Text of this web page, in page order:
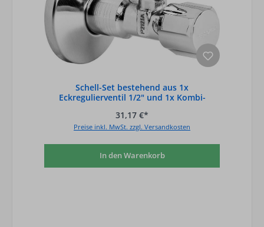
Schell-Set bestehend aus 1x
Eckregulierventil 1/2" und 1x Kombi-
31,17 €*
Preise inkl. MwSt. zzgl. Versandkosten
In den Warenkorb